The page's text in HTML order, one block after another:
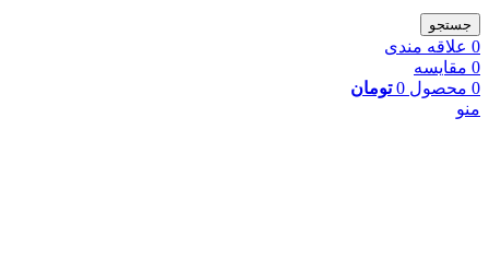
جستجو
0 علاقه مندی
0 مقایسه
0 محصول 0 تومان
منو